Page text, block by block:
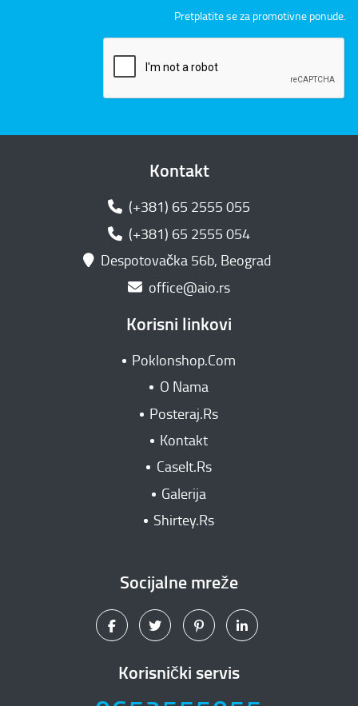
Pretplatite se za promotivne ponude.
Kontakt
(+381) 65 2555 055
(+381) 65 2555 054
Despotovačka 56b, Beograd
office@aio.rs
Korisni linkovi
Poklonshop.Com
O Nama
Posteraj.Rs
Kontakt
CaseIt.Rs
Galerija
Shirtey.Rs
Socijalne mreže
Korisnički servis